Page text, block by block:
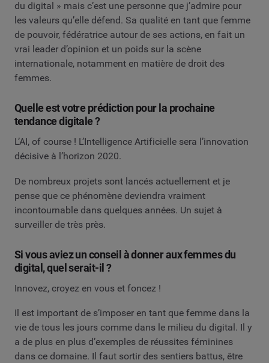
du digital » mais c’est une personne que j’admire pour
les valeurs qu’elle défend. Sa qualité en tant que femme
de pouvoir, fédératrice autour de ses actions, en fait un
vrai leader d’opinion et un poids sur la scène
internationale, notamment en matière de droit des
femmes.
Quelle est votre prédiction pour la prochaine
tendance digitale ?
L’AI, of course ! L’Intelligence Artificielle sera l’innovation
décisive à l’horizon 2020.
De nombreux projets sont lancés actuellement et je
pense que ce phénomène deviendra vraiment
incontournable dans quelques années. Un sujet à
surveiller de très près.
Si vous aviez un conseil à donner aux femmes du
digital, quel serait-il ?
Innovez, croyez en vous et foncez !
Il est important de s’imposer en tant que femme dans la
vie de tous les jours comme dans le milieu du digital. Il y
a de plus en plus d’exemples de réussites féminines
dans ce domaine. Il faut sortir des sentiers battus, être